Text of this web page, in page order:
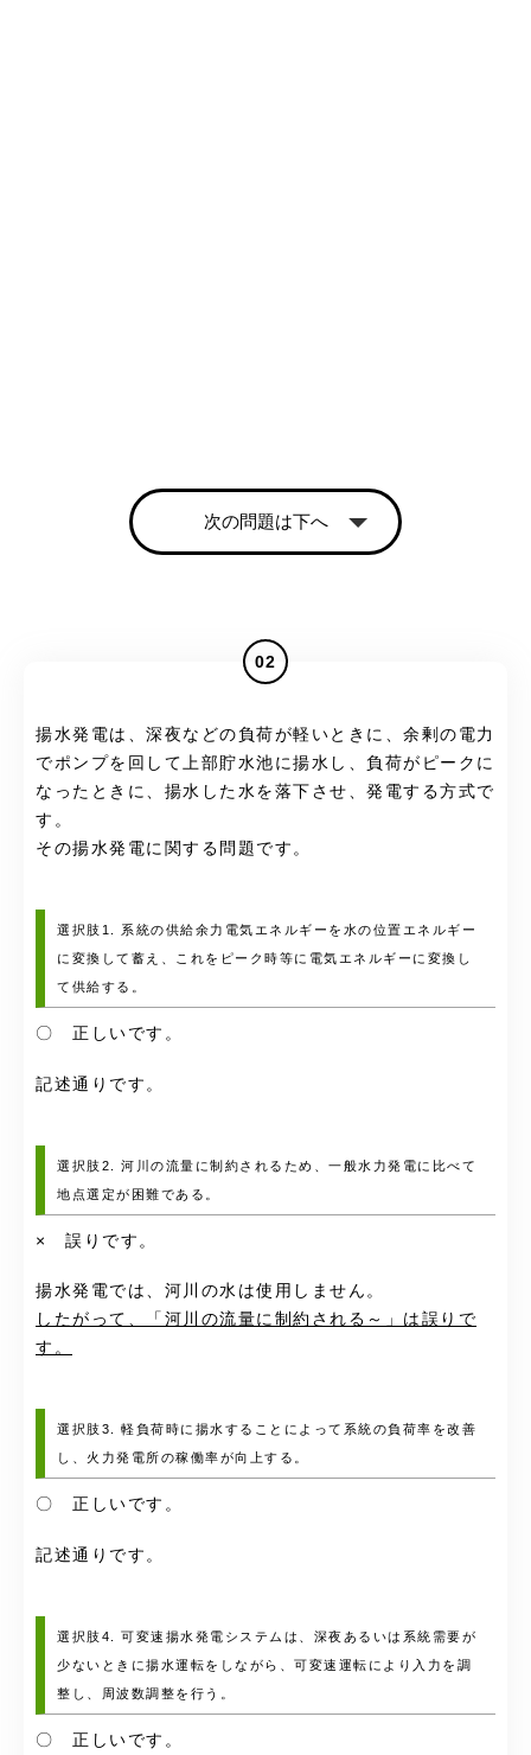
次の問題は下へ
02
揚水発電は、深夜などの負荷が軽いときに、余剰の電力
でポンプを回して上部貯水池に揚水し、負荷がピークに
なったときに、揚水した水を落下させ、発電する方式で
す。
その揚水発電に関する問題です。
選択肢1. 系統の供給余力電気エネルギーを水の位置エネルギー
に変換して蓄え、これをピーク時等に電気エネルギーに変換し
て供給する。
〇 正しいです。
記述通りです。
選択肢2. 河川の流量に制約されるため、一般水力発電に比べて
地点選定が困難である。
× 誤りです。
揚水発電では、河川の水は使用しません。
したがって、「河川の流量に制約される～」は誤りで
す。
選択肢3. 軽負荷時に揚水することによって系統の負荷率を改善
し、火力発電所の稼働率が向上する。
〇 正しいです。
記述通りです。
選択肢4. 可変速揚水発電システムは、深夜あるいは系統需要が
少ないときに揚水運転をしながら、可変速運転により入力を調
整し、周波数調整を行う。
〇 正しいです。